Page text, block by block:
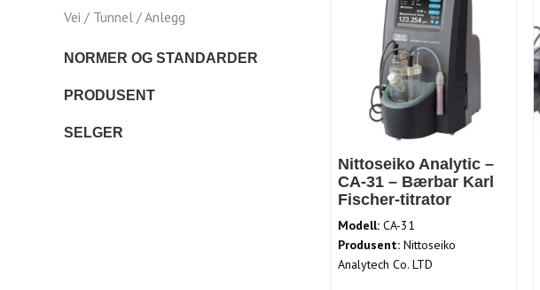
Vei / Tunnel / Anlegg
NORMER OG STANDARDER
PRODUSENT
SELGER
Nittoseiko Analytic –
CA-31 – Bærbar Karl
Fischer-titrator
Modell: CA-31
Produsent: Nittoseiko
Analytech Co. LTD